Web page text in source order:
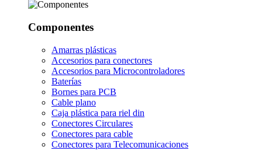
Componentes
Amarras plásticas
Accesorios para conectores
Accesorios para Microcontroladores
Baterías
Bornes para PCB
Cable plano
Caja plástica para riel din
Conectores Circulares
Conectores para cable
Conectores para Telecomunicaciones